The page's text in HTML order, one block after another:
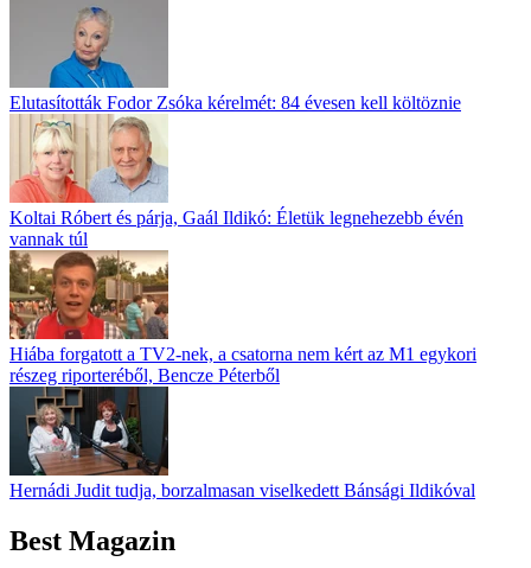
Elutasították Fodor Zsóka kérelmét: 84 évesen kell költöznie
Koltai Róbert és párja, Gaál Ildikó: Életük legnehezebb évén
vannak túl
Hiába forgatott a TV2-nek, a csatorna nem kért az M1 egykori
részeg riporteréből, Bencze Péterből
Hernádi Judit tudja, borzalmasan viselkedett Bánsági Ildikóval
Best Magazin